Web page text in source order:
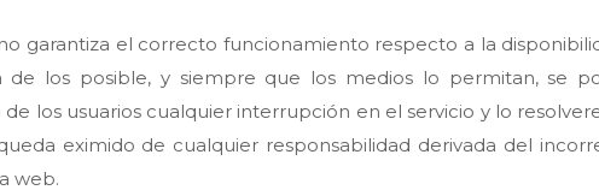
no garantiza el correcto funcionamiento respecto a la
de los posible, y siempre que los medios lo permitan, se
los usuarios cualquier interrupción en el servicio y lo
queda eximido de cualquier responsabilidad derivada del
web.